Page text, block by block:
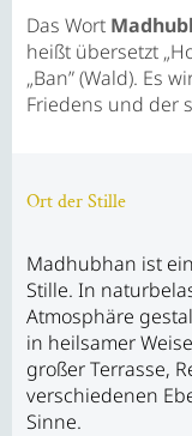
Das Wort
heißt übersetzt
„Ban” (Wald). Es
Friedens und der
Ort der Stille
Madhubhan ist
Stille. In
Atmosphäre
in heilsamer
großer Terrasse,
verschiedenen
Sinne.